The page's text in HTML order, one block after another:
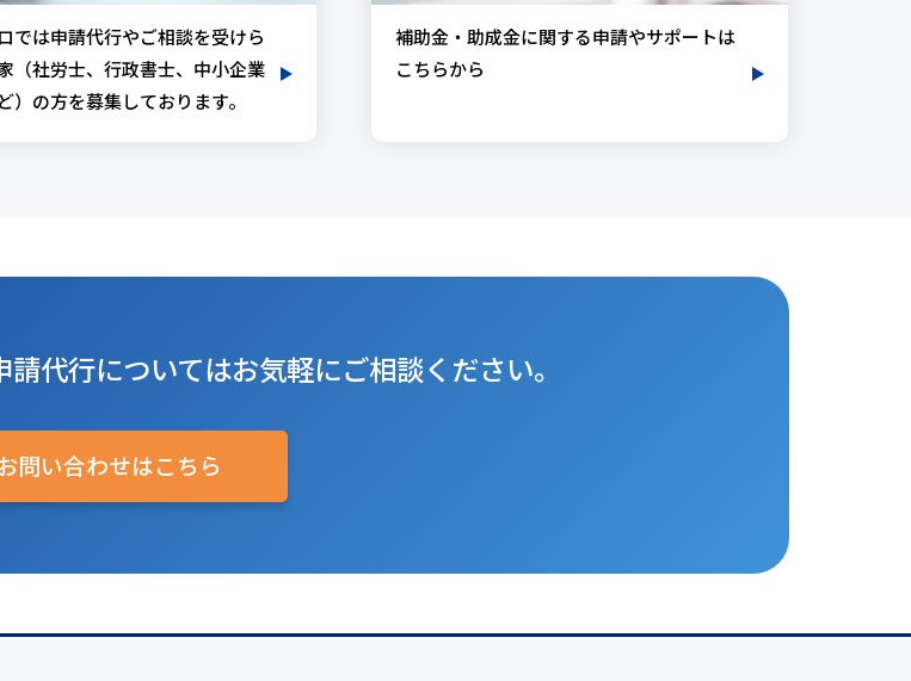
では申請代行やご相談を受けら
（社労士、行政書士、中小企業
）の方を募集しております。
補助金・助成金に関する申請やサポートは
こちらから
請代行についてはお気軽にご相談ください。
問い合わせはこちら